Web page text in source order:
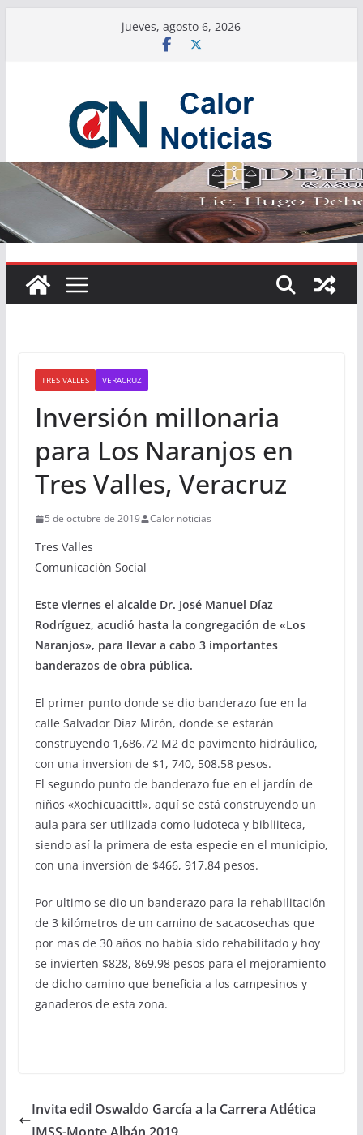
jueves, agosto 6, 2026
TRES VALLES VERACRUZ
Inversión millonaria
para Los Naranjos en
Tres Valles, Veracruz
5 de octubre de 2019 Calor noticias
Tres Valles
Comunicación Social
Este viernes el alcalde Dr. José Manuel Díaz
Rodríguez, acudió hasta la congregación de «Los
Naranjos», para llevar a cabo 3 importantes
banderazos de obra pública.
El primer punto donde se dio banderazo fue en la
calle Salvador Díaz Mirón, donde se estarán
construyendo 1,686.72 M2 de pavimento hidráulico,
con una inversion de $1, 740, 508.58 pesos.
El segundo punto de banderazo fue en el jardín de
niños «Xochicuacittl», aquí se está construyendo un
aula para ser utilizada como ludoteca y bibliiteca,
siendo así la primera de esta especie en el municipio,
con una inversión de $466, 917.84 pesos.
Por ultimo se dio un banderazo para la rehabilitación
de 3 kilómetros de un camino de sacacosechas que
por mas de 30 años no habia sido rehabilitado y hoy
se invierten $828, 869.98 pesos para el mejoramiento
de dicho camino que beneficia a los campesinos y
ganaderos de esta zona.
Invita edil Oswaldo García a la Carrera Atlética